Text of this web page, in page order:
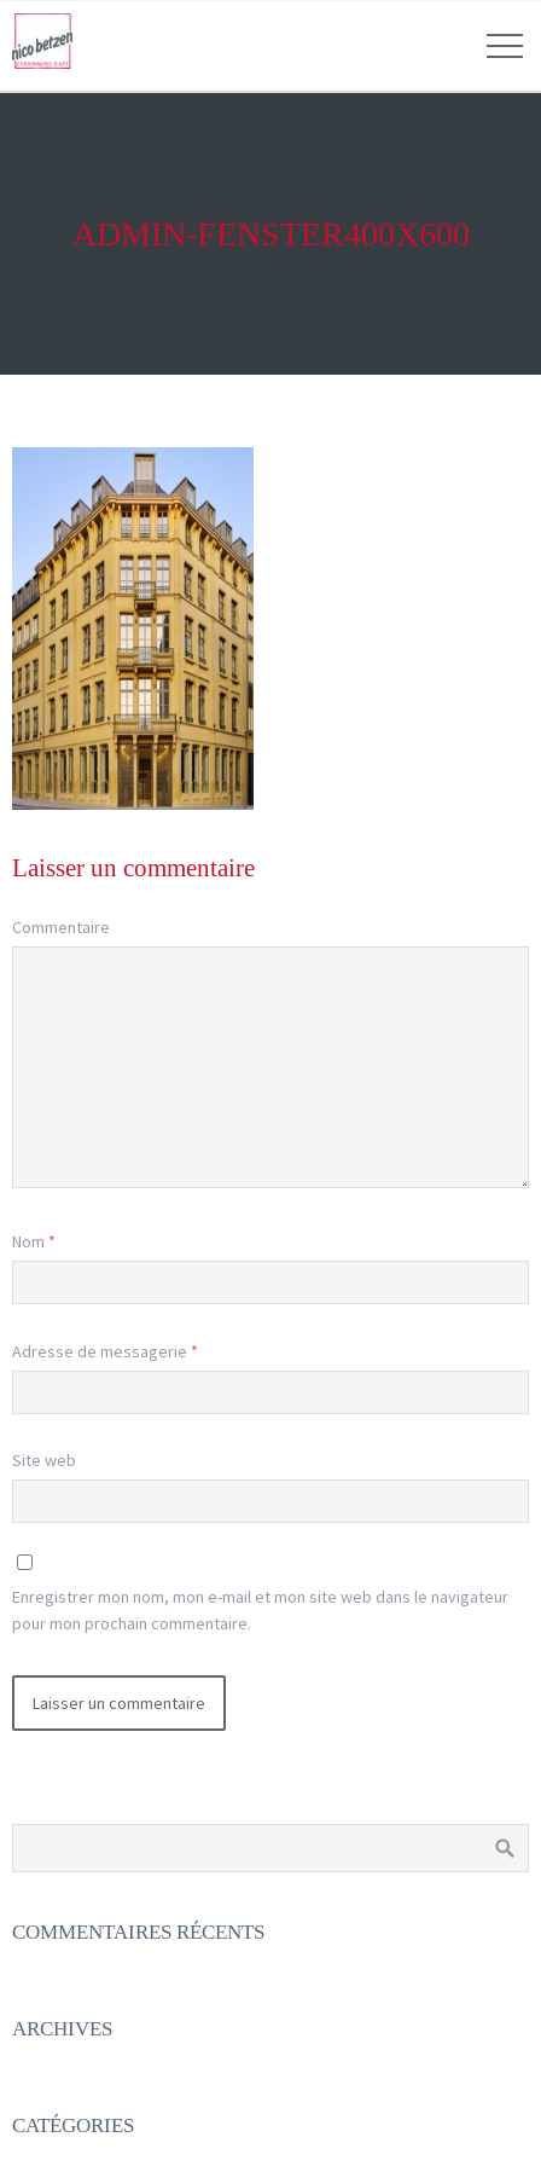
ADMIN-FENSTER400X600
Laisser un commentaire
Commentaire
Nom *
Adresse de messagerie *
Site web
Enregistrer mon nom, mon e-mail et mon site web dans le navigateur
pour mon prochain commentaire.
COMMENTAIRES RÉCENTS
ARCHIVES
CATÉGORIES